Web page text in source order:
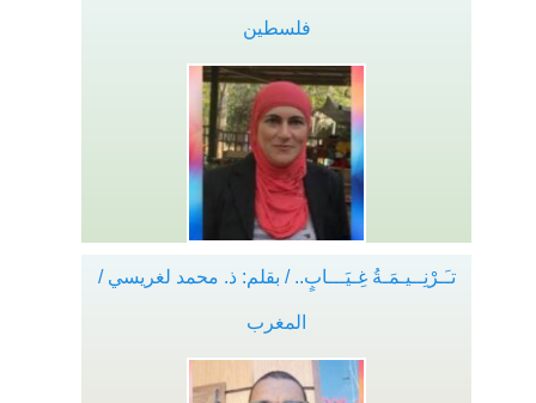
فلسطين
تـَـرْنِــيـمَـةُ غِـيَـــابٍ.. / بقلم: ذ. محمد لغريسي /
المغرب